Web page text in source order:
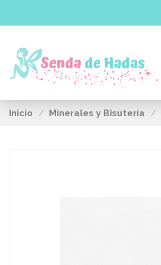
Inicio Minerales y Bisutería